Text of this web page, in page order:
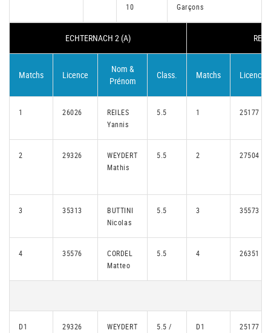
10
Garçons
ECHTERNACH 2 (A)
Matchs Licence
Nom &
Prénom
Class. Matchs Licence
1 26026
REILES
Yannis
5.5 1 25177
2 29326
WEYDERT
Mathis
5.5 2 27504
3 35313
BUTTINI
Nicolas
5.5 3 35573
4 35576
CORDEL
Matteo
5.5 4 26351
D1 29326
WEYDERT
5.5 /
D1 25177